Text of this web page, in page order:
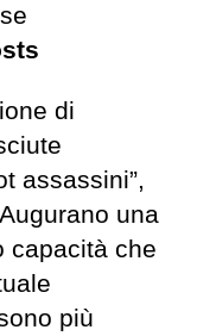
di
assassini”,
una
capacità che
più